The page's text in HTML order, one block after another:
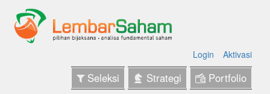
Login Aktivasi
Seleksi Strategi Portfolio